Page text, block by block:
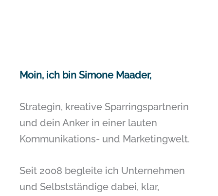
Moin, ich bin Simone Maader,
Strategin, kreative Sparringspartnerin
und dein Anker in einer lauten
Kommunikations- und Marketingwelt.
Seit 2008 begleite ich Unternehmen
und Selbstständige dabei, klar,